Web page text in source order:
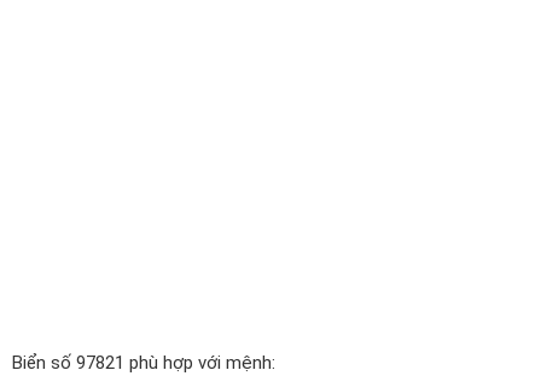
Biển số 97821 phù hợp với mệnh: